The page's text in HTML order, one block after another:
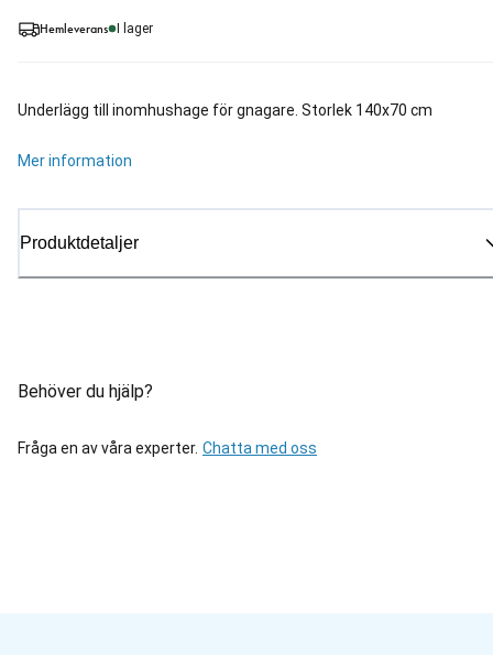
Hemleverans I lager
Underlägg till inomhushage för gnagare. Storlek 140x70 cm
Mer information
Produktdetaljer
Behöver du hjälp?
Fråga en av våra experter. Chatta med oss